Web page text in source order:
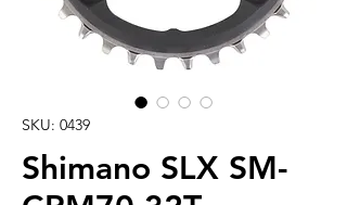
SKU: 0439
Shimano SLX SM-